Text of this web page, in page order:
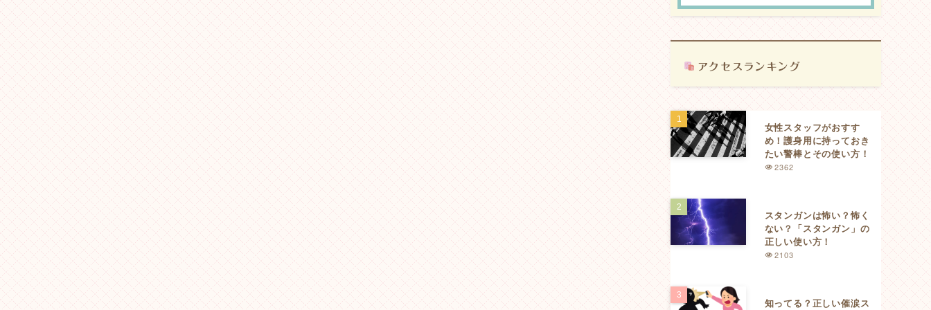
女性スタッフがおすす
め！護身用に持っておき
たい警棒とその使い方！
2362
スタンガンは怖い？怖く
ない？「スタンガン」の
正しい使い方！
2103
知ってる？正しい催涙ス